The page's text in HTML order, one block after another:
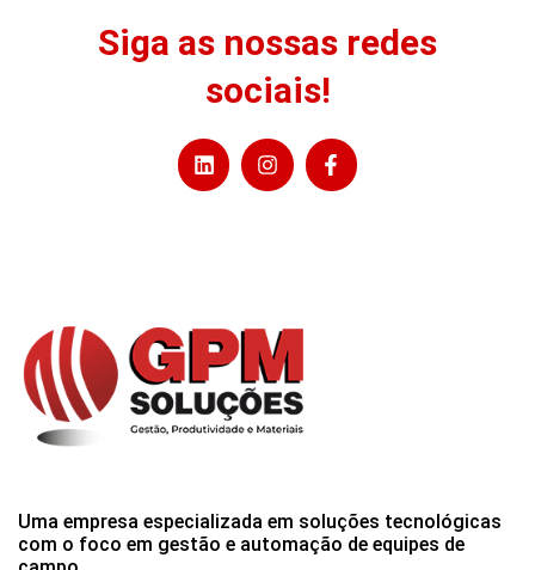
Siga as nossas redes
sociais!
Uma empresa especializada em soluções tecnológicas
com o foco em gestão e automação de equipes de